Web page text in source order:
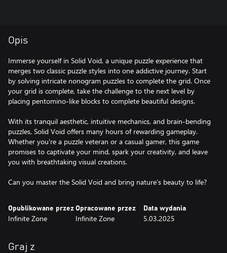
Opis
Immerse yourself in Solid Void, a unique puzzle experience that
merges two classic puzzle styles into one addictive journey. Start
by solving intricate nonogram puzzles to complete the grid. Once
your grid is complete, take the challenge to the next level by
placing pentomino-like blocks to complete beautiful designs.
With its tranquil aesthetic, intuitive mechanics, and brain-bending
puzzles, Solid Void offers many hours of rewarding gameplay.
Whether you're a puzzle veteran or a casual gamer, this game
promises to captivate your mind, spark your creativity, and leave
you with breathtaking visual creations.
Can you master the Solid Void and bring nature's beauty to life?
Opublikowane przez
Infinite Zone
Opracowane przez
Infinite Zone
Data wydania
5.03.2025
Graj z